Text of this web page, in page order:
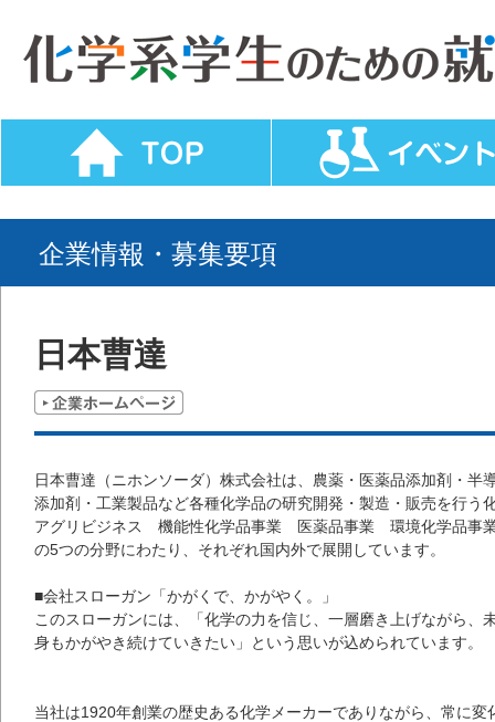
企業情報・募集要項
日本曹達
日本曹達（ニホンソーダ）株式会社は、農薬・医薬品添加剤・半
添加剤・工業製品など各種化学品の研究開発・製造・販売を行う
アグリビジネス 機能性化学品事業 医薬品事業 環境化学品事
の5つの分野にわたり、それぞれ国内外で展開しています。
■会社スローガン「かがくで、かがやく。」
このスローガンには、「化学の力を信じ、一層磨き上げながら、
身もかがやき続けていきたい」という思いが込められています。
当社は1920年創業の歴史ある化学メーカーでありながら、常に